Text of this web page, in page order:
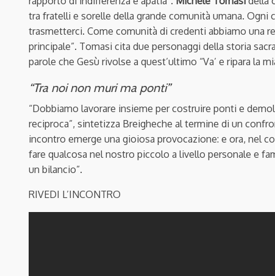
tra fratelli e sorelle della grande comunità umana.
trasmetterci. Come comunità di credenti abbiamo una
principale”. Tomasi cita due personaggi della storia
parole che Gesù rivolse a quest’ultimo “Va’ e ripara la
“Tra noi non muri ma ponti”
“Dobbiamo lavorare insieme per costruire ponti e
reciproca”, sintetizza Breigheche al termine di un
incontro emerge una gioiosa provocazione: e ora, nel
fare qualcosa nel nostro piccolo a livello personale e
un bilancio”.
RIVEDI L’INCONTRO